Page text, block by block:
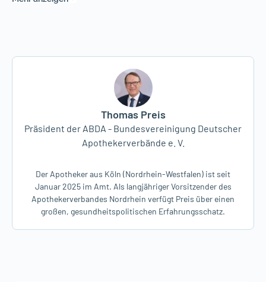
Thomas Preis, Präsident Abda
Dr. Dirk Heinrich, Bundesvorsitzender
Thomas Preis
Präsident der ABDA - Bundesvereinigung Deutscher
Apothekerverbände e. V.
Der Apotheker aus Köln (Nordrhein-Westfalen) ist seit
Januar 2025 im Amt. Als langjähriger Vorsitzender des
Apothekerverbandes Nordrhein verfügt Preis über einen
großen, gesundheitspolitischen Erfahrungsschatz.